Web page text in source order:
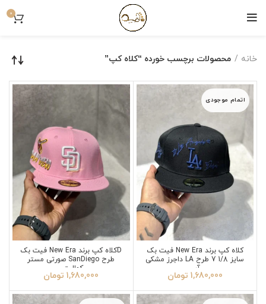
0
خانه محصولات برچسب خورده “کلاه کپ”
اتمام موجودی
کلاه کپ برند New Era فیت بک
سایز 1/8 7 طرح LA داجرز مشکی
آبی
1,680,000 تومان
Dکلاه کپ برند New Era فیت بک
طرح SanDiego صورتی مستر
کوالیتی
1,680,000 تومان